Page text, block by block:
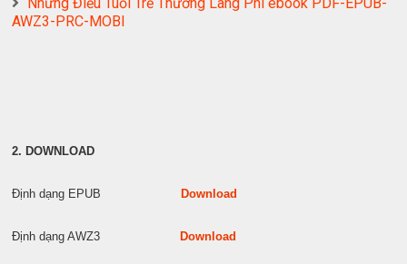
AWZ3-PRC-MOBI
2. DOWNLOAD
Định dạng EPUB Download
Định dạng AWZ3 Download